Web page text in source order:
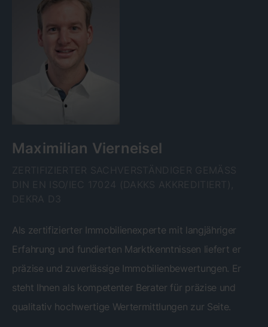
Maximilian Vierneisel
Als zertifizierter Immobilienexperte mit langjähriger
Erfahrung und fundierten Marktkenntnissen liefert er
präzise und zuverlässige Immobilienbewertungen. Er
steht Ihnen als kompetenter Berater für präzise und
qualitativ hochwertige Wertermittlungen zur Seite.